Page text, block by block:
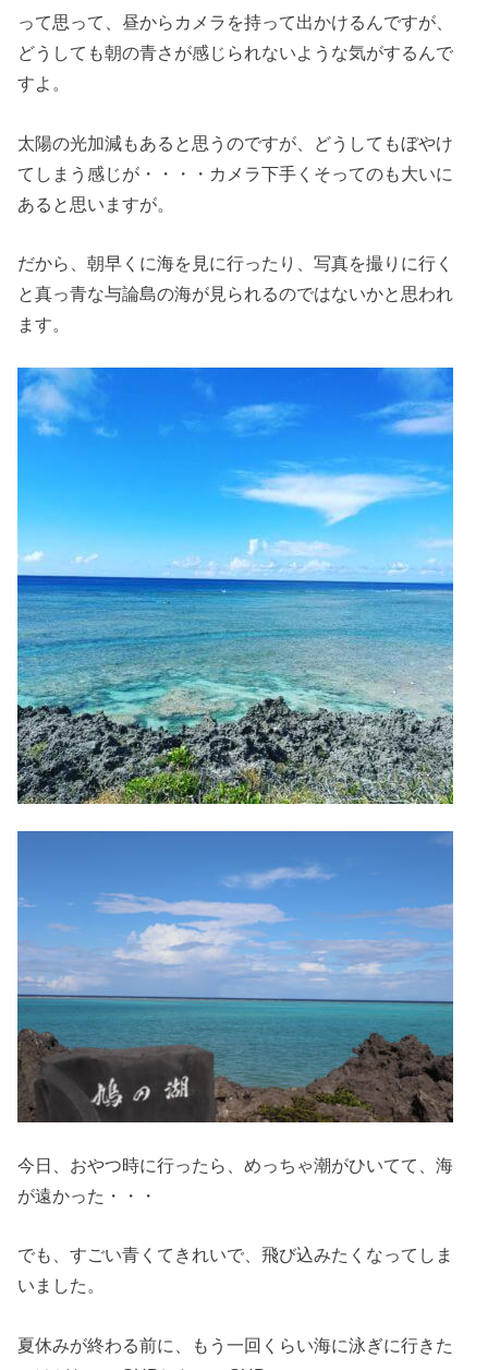
って思って、昼からカメラを持って出かけるんですが、
どうしても朝の青さが感じられないような気がするんで
すよ。
太陽の光加減もあると思うのですが、どうしてもぼやけ
てしまう感じが・・・・カメラ下手くそってのも大いに
あると思いますが。
だから、朝早くに海を見に行ったり、写真を撮りに行く
と真っ青な与論島の海が見られるのではないかと思われ
ます。
今日、おやつ時に行ったら、めっちゃ潮がひいてて、海
が遠かった・・・
でも、すごい青くてきれいで、飛び込みたくなってしま
いました。
夏休みが終わる前に、もう一回くらい海に泳ぎに行きた